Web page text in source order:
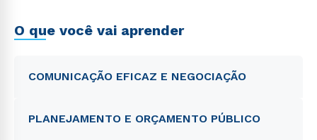
O que você vai aprender
COMUNICAÇÃO EFICAZ E NEGOCIAÇÃO
PLANEJAMENTO E ORÇAMENTO PÚBLICO